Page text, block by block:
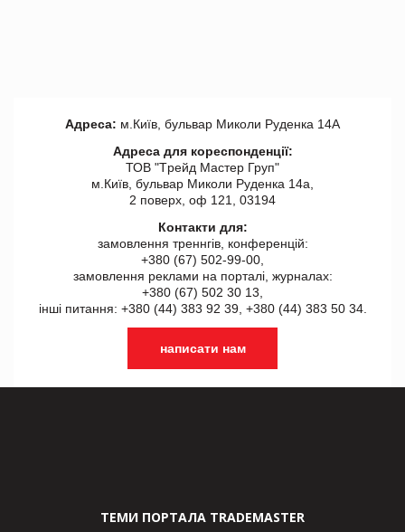
Адреса: м.Київ, бульвар Миколи Руденка 14А
Адреса для кореспонденції:
ТОВ "Tрейд Мастер Груп"
м.Київ, бульвар Миколи Руденка 14а,
2 поверх, оф 121, 03194
Контакти для:
замовлення треннгів, конференцій:
+380 (67) 502-99-00,
замовлення реклами на порталі, журналах:
+380 (67) 502 30 13,
інші питання: +380 (44) 383 92 39, +380 (44) 383 50 34.
написати нам
ТЕМИ ПОРТАЛА TRADEMASTER